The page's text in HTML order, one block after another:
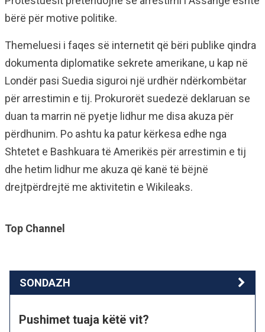
bërë për motive politike.
Themeluesi i faqes së internetit që bëri publike qindra
dokumenta diplomatike sekrete amerikane, u kap në
Londër pasi Suedia siguroi një urdhër ndërkombëtar
për arrestimin e tij. Prokurorët suedezë deklaruan se
duan ta marrin në pyetje lidhur me disa akuza për
përdhunim. Po ashtu ka patur kërkesa edhe nga
Shtetet e Bashkuara të Amerikës për arrestimin e tij
dhe hetim lidhur me akuza që kanë të bëjnë
drejtpërdrejtë me aktivitetin e Wikileaks.
Top Channel
SONDAZH
Pushimet tuaja këtë vit?